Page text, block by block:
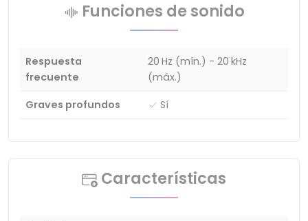
Funciones de sonido
Respuesta
frecuente
20 Hz (mín.) - 20 kHz
(máx.)
Graves profundos
Sí
Características